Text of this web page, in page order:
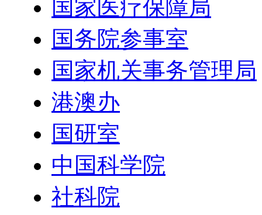
国家医疗保障局
国务院参事室
国家机关事务管理局
港澳办
国研室
中国科学院
社科院